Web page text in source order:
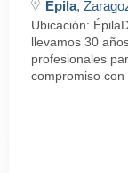
Épila,
Ubicación:
llevamos 30
profesionales
compromiso con